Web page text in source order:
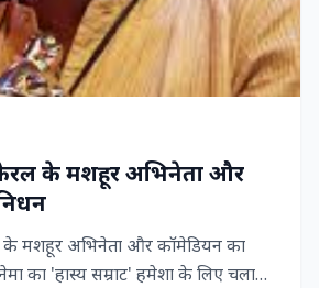
के मशहूर अभिनेता और
मशहूर अभिनेता और कॉमेडियन का
का 'हास्य सम्राट' हमेशा के लिए चला